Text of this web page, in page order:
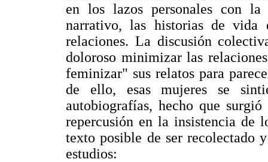
en los lazos personales con
narrativo, las historias de vida
relaciones. La discusión
doloroso minimizar las
feminizar" sus relatos para
de ello, esas mujeres se
autobiografías, hecho que
repercusión en la insistencia de
texto posible de ser recolectado
estudios: